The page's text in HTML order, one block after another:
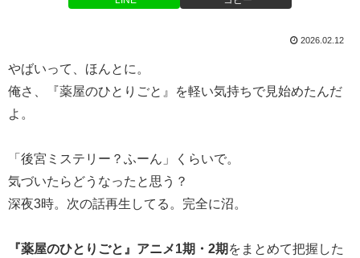
2026.02.12
やばいって、ほんとに。
俺さ、『薬屋のひとりごと』を軽い気持ちで見始めたんだ
よ。
「後宮ミステリー？ふーん」くらいで。
気づいたらどうなったと思う？
深夜3時。次の話再生してる。完全に沼。
『薬屋のひとりごと』アニメ1期・2期 をまとめて把握した